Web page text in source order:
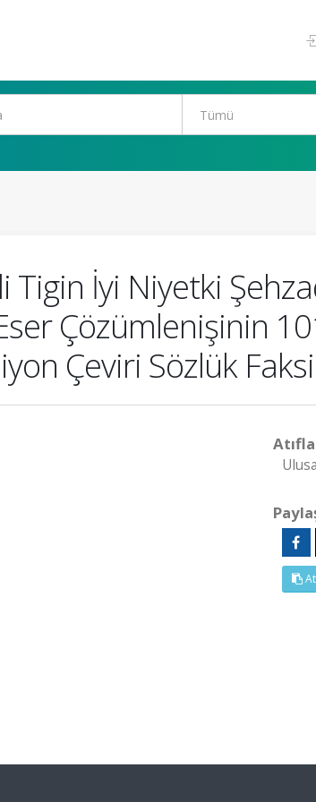
Tigin İyi Niyetki
Çözümlenişinin
Çeviri Sözlük